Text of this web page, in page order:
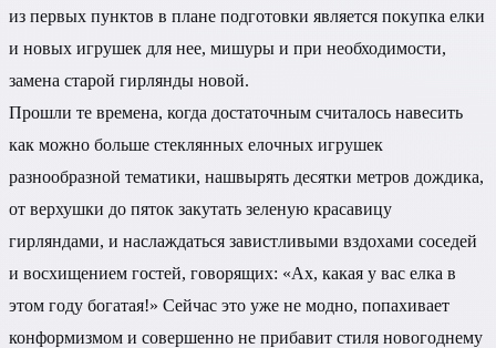
из первых пунктов в плане подготовки является покупка елки
и новых игрушек для нее, мишуры и при необходимости,
замена старой гирлянды новой.
Прошли те времена, когда достаточным считалось навесить
как можно больше стеклянных елочных игрушек
разнообразной тематики, нашвырять десятки метров дождика,
от верхушки до пяток закутать зеленую красавицу
гирляндами, и наслаждаться завистливыми вздохами соседей
и восхищением гостей, говорящих: «Ах, какая у вас елка в
этом году богатая!» Сейчас это уже не модно, попахивает
конформизмом и совершенно не прибавит стиля новогоднему